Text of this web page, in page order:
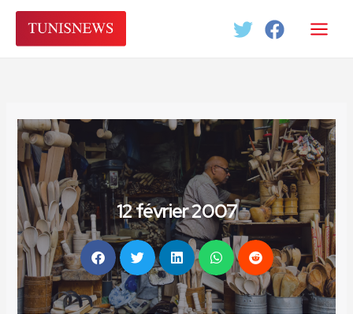
Aller
contenu
12 février 2007